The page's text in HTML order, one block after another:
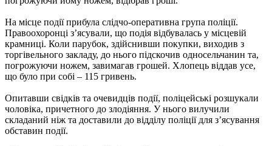
На місце події прибула слідчо-оперативна група поліції.
Правоохоронці з’ясували, що подія відбувалась у місцевій
крамниці. Коли парубок, здійснивши покупки, виходив з
торгівельного закладу, до нього підскочив односельчанин та,
погрожуючи ножем, завимагав грошей. Хлопець віддав усе,
що було при собі – 115 гривень.
Опитавши свідків та очевидців події, поліцейські розшукали
чоловіка, причетного до злодіяння. У нього вилучили
складаний ніж та доставили до відділу поліції для з’ясування
обставин події.